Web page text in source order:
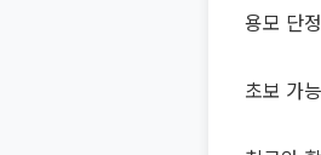
용모 단
초보 가